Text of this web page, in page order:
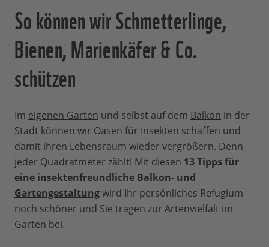
So können wir Schmetterlinge,
Bienen, Marienkäfer & Co.
schützen
Im eigenen Garten und selbst auf dem Balkon in der
Stadt können wir Oasen für Insekten schaffen und
damit ihren Lebensraum wieder vergrößern. Denn
jeder Quadratmeter zählt! Mit diesen 13 Tipps für
eine insektenfreundliche Balkon- und
Gartengestaltungwird Ihr persönliches Refugium
noch schöner und Sie tragen zur Artenvielfalt im
Garten bei.